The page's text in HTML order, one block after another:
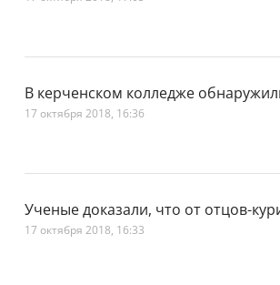
В керченском колледже
17 октября 2018, 16:36
Ученые доказали, что от отцов-
17 октября 2018, 16:33